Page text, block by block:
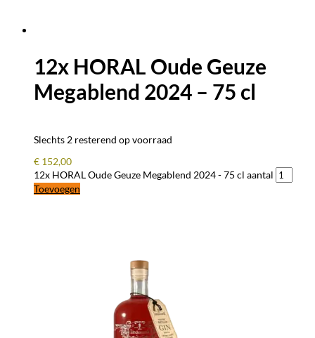
12x HORAL Oude Geuze
Megablend 2024 – 75 cl
Slechts 2 resterend op voorraad
€ 152,00
12x HORAL Oude Geuze Megablend 2024 - 75 cl aantal
Toevoegen